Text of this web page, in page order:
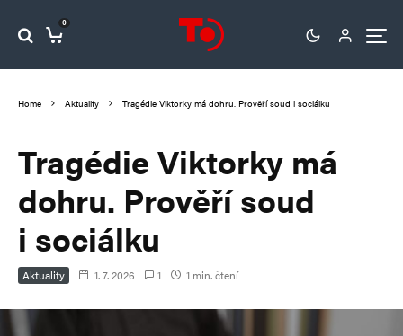
0
Home Aktuality Tragédie Viktorky má dohru. Prověří soud i sociálku
Tragédie Viktorky má
dohru. Prověří soud
i sociálku
Aktuality 1. 7. 2026 1 1 min. čtení